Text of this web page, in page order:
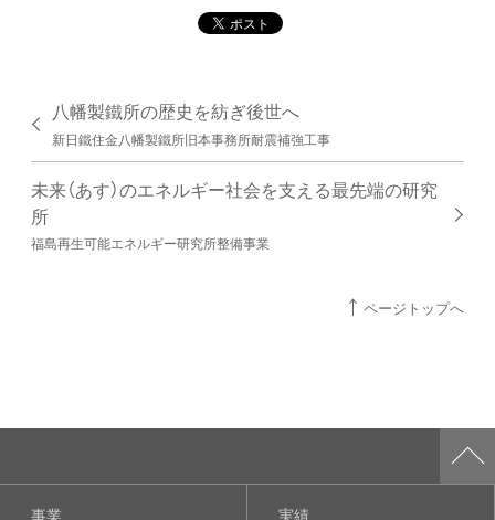
八幡製鐵所の歴史を紡ぎ後世へ
新日鐵住金八幡製鐵所旧本事務所耐震補強工事
未来（あす）のエネルギー社会を支える最先端の研究
所
福島再生可能エネルギー研究所整備事業
ページトップへ
事業 実績